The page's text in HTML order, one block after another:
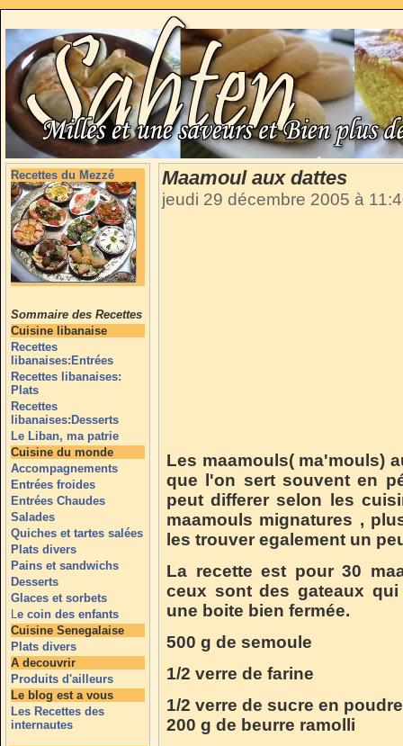
Recettes du Mezzé
Sommaire des Recettes
Cuisine libanaise
Recettes
libanaises:Entrées
Recettes libanaises:
Plats
Recettes
libanaises:Desserts
Le Liban, ma patrie
Cuisine du monde
Accompagnements
Entrées froides
Entrées Chaudes
Salades
Quiches et tartes salées
Plats divers
Pains et sandwichs
Desserts
Glaces et sorbets
Le coin des enfants
Cuisine Senegalaise
Plats divers
A decouvrir
Produits d'ailleurs
Le blog est a vous
Les Recettes des
internautes
Maamoul aux dattes
jeudi 29 décembre 2005 à
Les maamouls( ma'mouls)
que l'on sert souvent en
peut differer selon les
maamouls mignatures ,
les trouver egalement un
La recette est pour 30
ceux sont des gateaux
une boite bien fermée.
500 g de semoule
1/2 verre de farine
1/2 verre de sucre en poudre
200 g de beurre ramolli